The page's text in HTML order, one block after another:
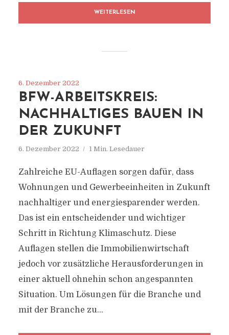
WEITERLESEN
6. Dezember 2022
BFW-ARBEITSKREIS:
NACHHALTIGES BAUEN IN
DER ZUKUNFT
6. Dezember 2022 1 Min. Lesedauer
Zahlreiche EU-Auflagen sorgen dafür, dass
Wohnungen und Gewerbeeinheiten in Zukunft
nachhaltiger und energiesparender werden.
Das ist ein entscheidender und wichtiger
Schritt in Richtung Klimaschutz. Diese
Auflagen stellen die Immobilienwirtschaft
jedoch vor zusätzliche Herausforderungen in
einer aktuell ohnehin schon angespannten
Situation. Um Lösungen für die Branche und
mit der Branche zu...